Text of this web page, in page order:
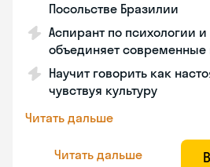
Посольстве Бразилии
Аспирант по психологии
объединяет современные
Научит говорить как
чувствуя культуру
Читать дальше
Читать дальше